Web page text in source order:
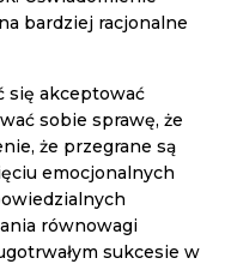
bardziej racjonalne
się akceptować
sobie sprawę, że
że przegrane są
emocjonalnych
równowagi
sukcesie w